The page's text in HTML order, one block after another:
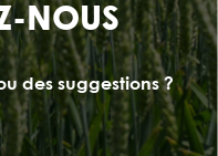
NOUS
des suggestions ?